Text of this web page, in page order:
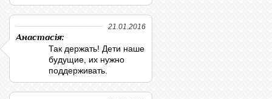
21.01.2016
Анастасія:
Так держать! Дети наше
будущие, их нужно
поддерживать.